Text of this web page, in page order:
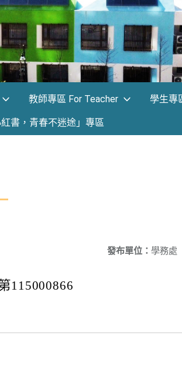
教師專區 For Teacher 學生專
紅書，青春不迷途」專區
發布單位： 學務處
115000866